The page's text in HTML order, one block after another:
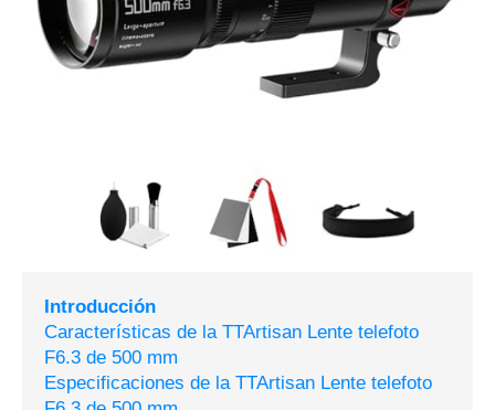
Introducción
Características de la TTArtisan Lente telefoto
F6.3 de 500 mm
Especificaciones de la TTArtisan Lente telefoto